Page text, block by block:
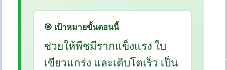
🎯 เป้าหมายขั้นตอนนี้
ช่วยให้พืชมีรากแข็งแรง ใบ
เขียวแกร่ง และเติบโตเร็ว เป็น